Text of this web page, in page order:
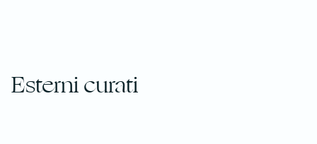
Esterni curati